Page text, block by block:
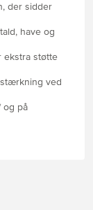
der sidder
have og
ekstra støtte
ved
og på